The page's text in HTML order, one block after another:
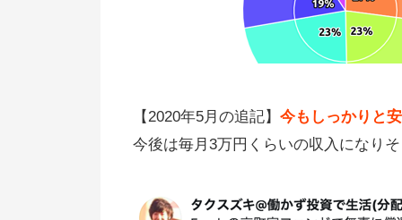
ファンズの評判、口コミ
【2020年5月の追記】 今もしっかりと
今後は毎月3万円くらいの収入になり